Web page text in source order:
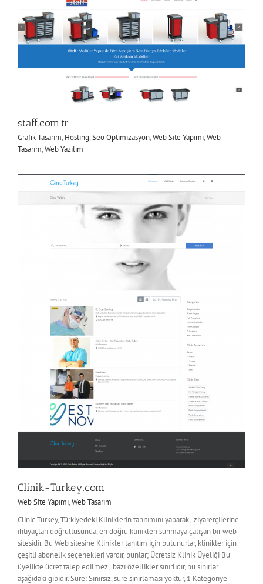
staff.com.tr
Grafik Tasarım, Hosting,Seo Optimizasyon,Web Site Yapımı,Web
Tasarım,Web Yazılım
Clinik-Turkey.com
Web Site Yapımı,Web Tasarım
Clinic Turkey, Türkiyedeki Kliniklerin tanıtımını yaparak, ziyaretçilerine
ihtiyaçları doğrultusunda, en doğru klinikleri sunmaya çalışan bir web
sitesidir. Bu Web sitesine Klinikler tanıtım için bulunurlar, klinikler için
çeşitli abonelik seçenekleri vardır, bunlar; Ücretsiz Klinik Üyeliği Bu
üyelikte ücret talep edilmez, bazı özellikler sınırlıdır, bu sınırlar
aşağıdaki gibidir. Süre: Sınırsız, süre sınırlaması yoktur, 1 Kategoriye